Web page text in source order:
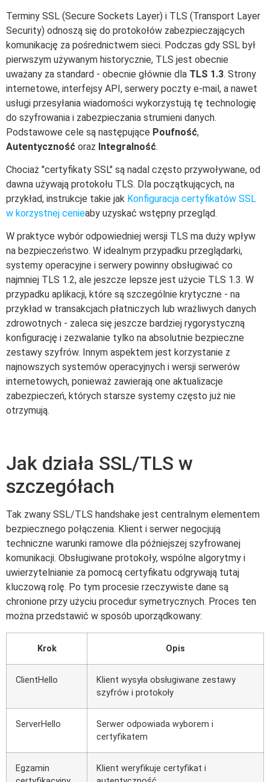
Terminy SSL (Secure Sockets Layer) i TLS (Transport Layer
Security) odnoszą się do protokołów zabezpieczających
komunikację za pośrednictwem sieci. Podczas gdy SSL był
pierwszym używanym historycznie, TLS jest obecnie
uważany za standard - obecnie głównie dla TLS 1.3. Strony
internetowe, interfejsy API, serwery poczty e-mail, a nawet
usługi przesyłania wiadomości wykorzystują tę technologię
do szyfrowania i zabezpieczania strumieni danych.
Podstawowe cele są następujące Poufność,
Autentyczność oraz Integralność.
Chociaż "certyfikaty SSL" są nadal często przywoływane, od
dawna używają protokołu TLS. Dla początkujących, na
przykład, instrukcje takie jak Konfiguracja certyfikatów SSL
w korzystnej cenieaby uzyskać wstępny przegląd.
W praktyce wybór odpowiedniej wersji TLS ma duży wpływ
na bezpieczeństwo. W idealnym przypadku przeglądarki,
systemy operacyjne i serwery powinny obsługiwać co
najmniej TLS 1.2, ale jeszcze lepsze jest użycie TLS 1.3. W
przypadku aplikacji, które są szczególnie krytyczne - na
przykład w transakcjach płatniczych lub wrażliwych danych
zdrowotnych - zaleca się jeszcze bardziej rygorystyczną
konfigurację i zezwalanie tylko na absolutnie bezpieczne
zestawy szyfrów. Innym aspektem jest korzystanie z
najnowszych systemów operacyjnych i wersji serwerów
internetowych, ponieważ zawierają one aktualizacje
zabezpieczeń, których starsze systemy często już nie
otrzymują.
Jak działa SSL/TLS w
szczegółach
Tak zwany SSL/TLS handshake jest centralnym elementem
bezpiecznego połączenia. Klient i serwer negocjują
techniczne warunki ramowe dla późniejszej szyfrowanej
komunikacji. Obsługiwane protokoły, wspólne algorytmy i
uwierzytelnianie za pomocą certyfikatu odgrywają tutaj
kluczową rolę. Po tym procesie rzeczywiste dane są
chronione przy użyciu procedur symetrycznych. Proces ten
można przedstawić w sposób uporządkowany:
Krok Opis
ClientHello
Klient wysyła obsługiwane zestawy
szyfrów i protokoły
ServerHello
Serwer odpowiada wyborem i
certyfikatem
Egzamin
Klient weryfikuje certyfikat i